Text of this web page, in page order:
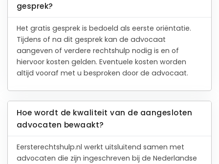
gesprek?
Het gratis gesprek is bedoeld als eerste oriëntatie.
Tijdens of na dit gesprek kan de advocaat
aangeven of verdere rechtshulp nodig is en of
hiervoor kosten gelden. Eventuele kosten worden
altijd vooraf met u besproken door de advocaat.
Hoe wordt de kwaliteit van de aangesloten
advocaten bewaakt?
Eersterechtshulp.nl werkt uitsluitend samen met
advocaten die zijn ingeschreven bij de Nederlandse